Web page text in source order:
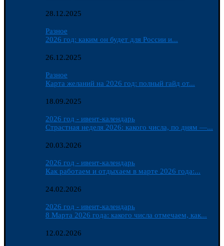
28.12.2025
Разное
2026 год: каким он будет для России и...
26.12.2025
Разное
Карта желаний на 2026 год: полный гайд от...
18.09.2025
2026 год - ивент-календарь
Страстная неделя 2026: какого числа, по дням —...
20.03.2026
2026 год - ивент-календарь
Как работаем и отдыхаем в марте 2026 года:...
24.02.2026
2026 год - ивент-календарь
8 Марта 2026 года: какого числа отмечаем, как...
12.02.2026